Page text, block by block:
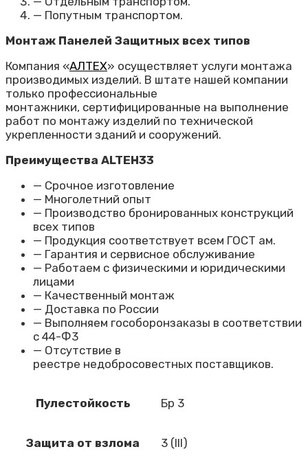
— Попутным транспортом.
Монтаж Панелей Защитных всех типов
Компания «АЛТЕХ» осуществляет услуги монтажа
производимых изделий. В штате нашей компании
только профессиональные
монтажники, сертифицированные на выполнение
работ по монтажу изделий по технической
укрепленности зданий и сооружений.
Преимущества ALTEH33
— Срочное изготовление
— Многолетний опыт
— Производство бронированных конструкций
всех типов
— Продукция соответствует всем ГОСТ ам.
— Гарантия и сервисное обслуживание
— Работаем с физическими и юридическими
лицами
— Качественный монтаж
— Доставка по России
— Выполняем гособоронзаказы в соответствии
с 44-Ф3
— Отсутствие в
реестре недобросовестных поставщиков.
Пулестойкость Бр 3
Защита от взлома 3 (III)